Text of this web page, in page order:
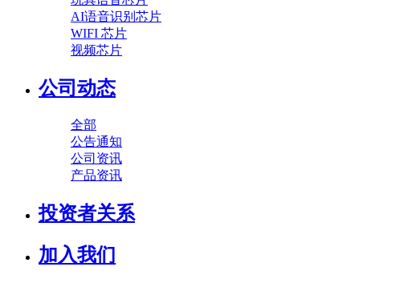
AI语音识别芯片
WIFI 芯片
视频芯片
公司动态
全部
公告通知
公司资讯
产品资讯
投资者关系
加入我们